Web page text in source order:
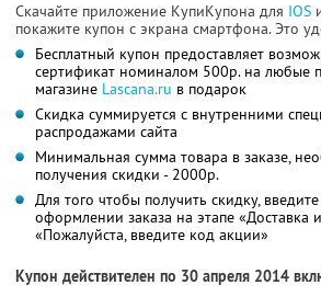
Скачайте приложение КупиКупона для IOS
покажите купон с экрана смартфона. Это
Бесплатный купон предоставляет
сертификат номиналом 500р. на любые
магазине Lascana.ru в подарок
Скидка суммируется с внутренними
распродажами сайта
Минимальная сумма товара в заказе,
получения скидки - 2000р.
Для того чтобы получить скидку, введите
оформлении заказа на этапе «Доставка
«Пожалуйста, введите код акции»
Купон действителен по 30 апреля 2014